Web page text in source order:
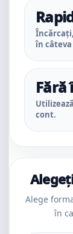
în
Fără
cont.
Alege
în